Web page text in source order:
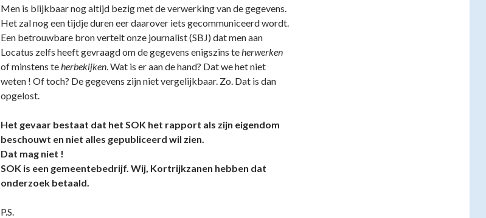
Men is blijkbaar nog altijd bezig met de verwerking van de gegevens.
Het zal nog een tijdje duren eer daarover iets gecommuniceerd wordt.
Een betrouwbare bron vertelt onze journalist (SBJ) dat men aan
Locatus zelfs heeft gevraagd om de gegevens enigszins teherwerken
of minstens teherbekijken. Wat is er aan de hand? Dat we het niet
weten ! Of toch? De gegevens zijn niet vergelijkbaar. Zo. Dat is dan
opgelost.
Het gevaar bestaat dat het SOK het rapport als zijn eigendom
beschouwt en niet alles gepubliceerd wil zien.
Dat mag niet !
SOK is een gemeentebedrijf. Wij, Kortrijkzanen hebben dat
onderzoek betaald.
P.S.